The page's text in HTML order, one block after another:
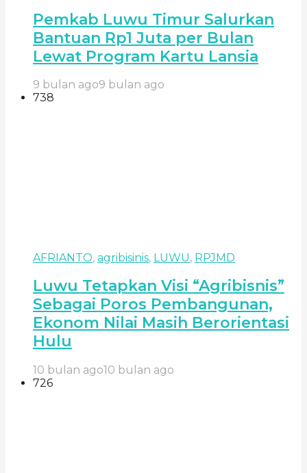
Pemkab Luwu Timur Salurkan
Bantuan Rp1 Juta per Bulan
Lewat Program Kartu Lansia
9 bulan ago9 bulan ago
738
AFRIANTO, agribisinis, LUWU, RPJMD
Luwu Tetapkan Visi “Agribisnis”
Sebagai Poros Pembangunan,
Ekonom Nilai Masih Berorientasi
Hulu
10 bulan ago10 bulan ago
726